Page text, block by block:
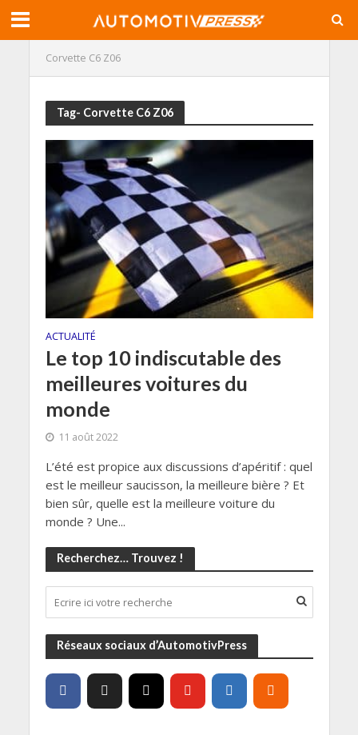
Corvette C6 Z06
Tag- Corvette C6 Z06
ACTUALITÉ
Le top 10 indiscutable des
meilleures voitures du
monde
11 août 2022
L’été est propice aux discussions d’apéritif : quel
est le meilleur saucisson, la meilleure bière ? Et
bien sûr, quelle est la meilleure voiture du
monde ? Une...
Recherchez… Trouvez !
Réseaux sociaux d’AutomotivPress